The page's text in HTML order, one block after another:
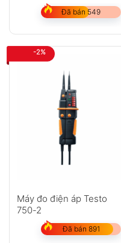
Đã bán 549
-2%
Máy đo điện áp Testo
750-2
Đã bán 891